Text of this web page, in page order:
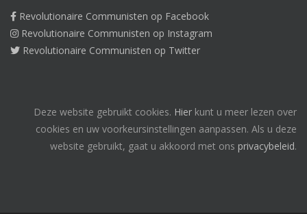
Revolutionaire Communisten op Facebook
Revolutionaire Communisten op Instagram
Revolutionaire Communisten op Twitter
Deze website gebruikt cookies. Hier kunt u meer lezen over
cookies en uw voorkeursinstellingen aanpassen. Als u deze
website gebruikt, gaat u akkoord met ons privacybeleid.